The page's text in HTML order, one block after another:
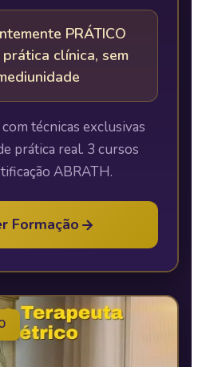
PRÁTICO
clínica, sem
técnicas exclusivas
prática real. 3 cursos
ABRATH.
Formação